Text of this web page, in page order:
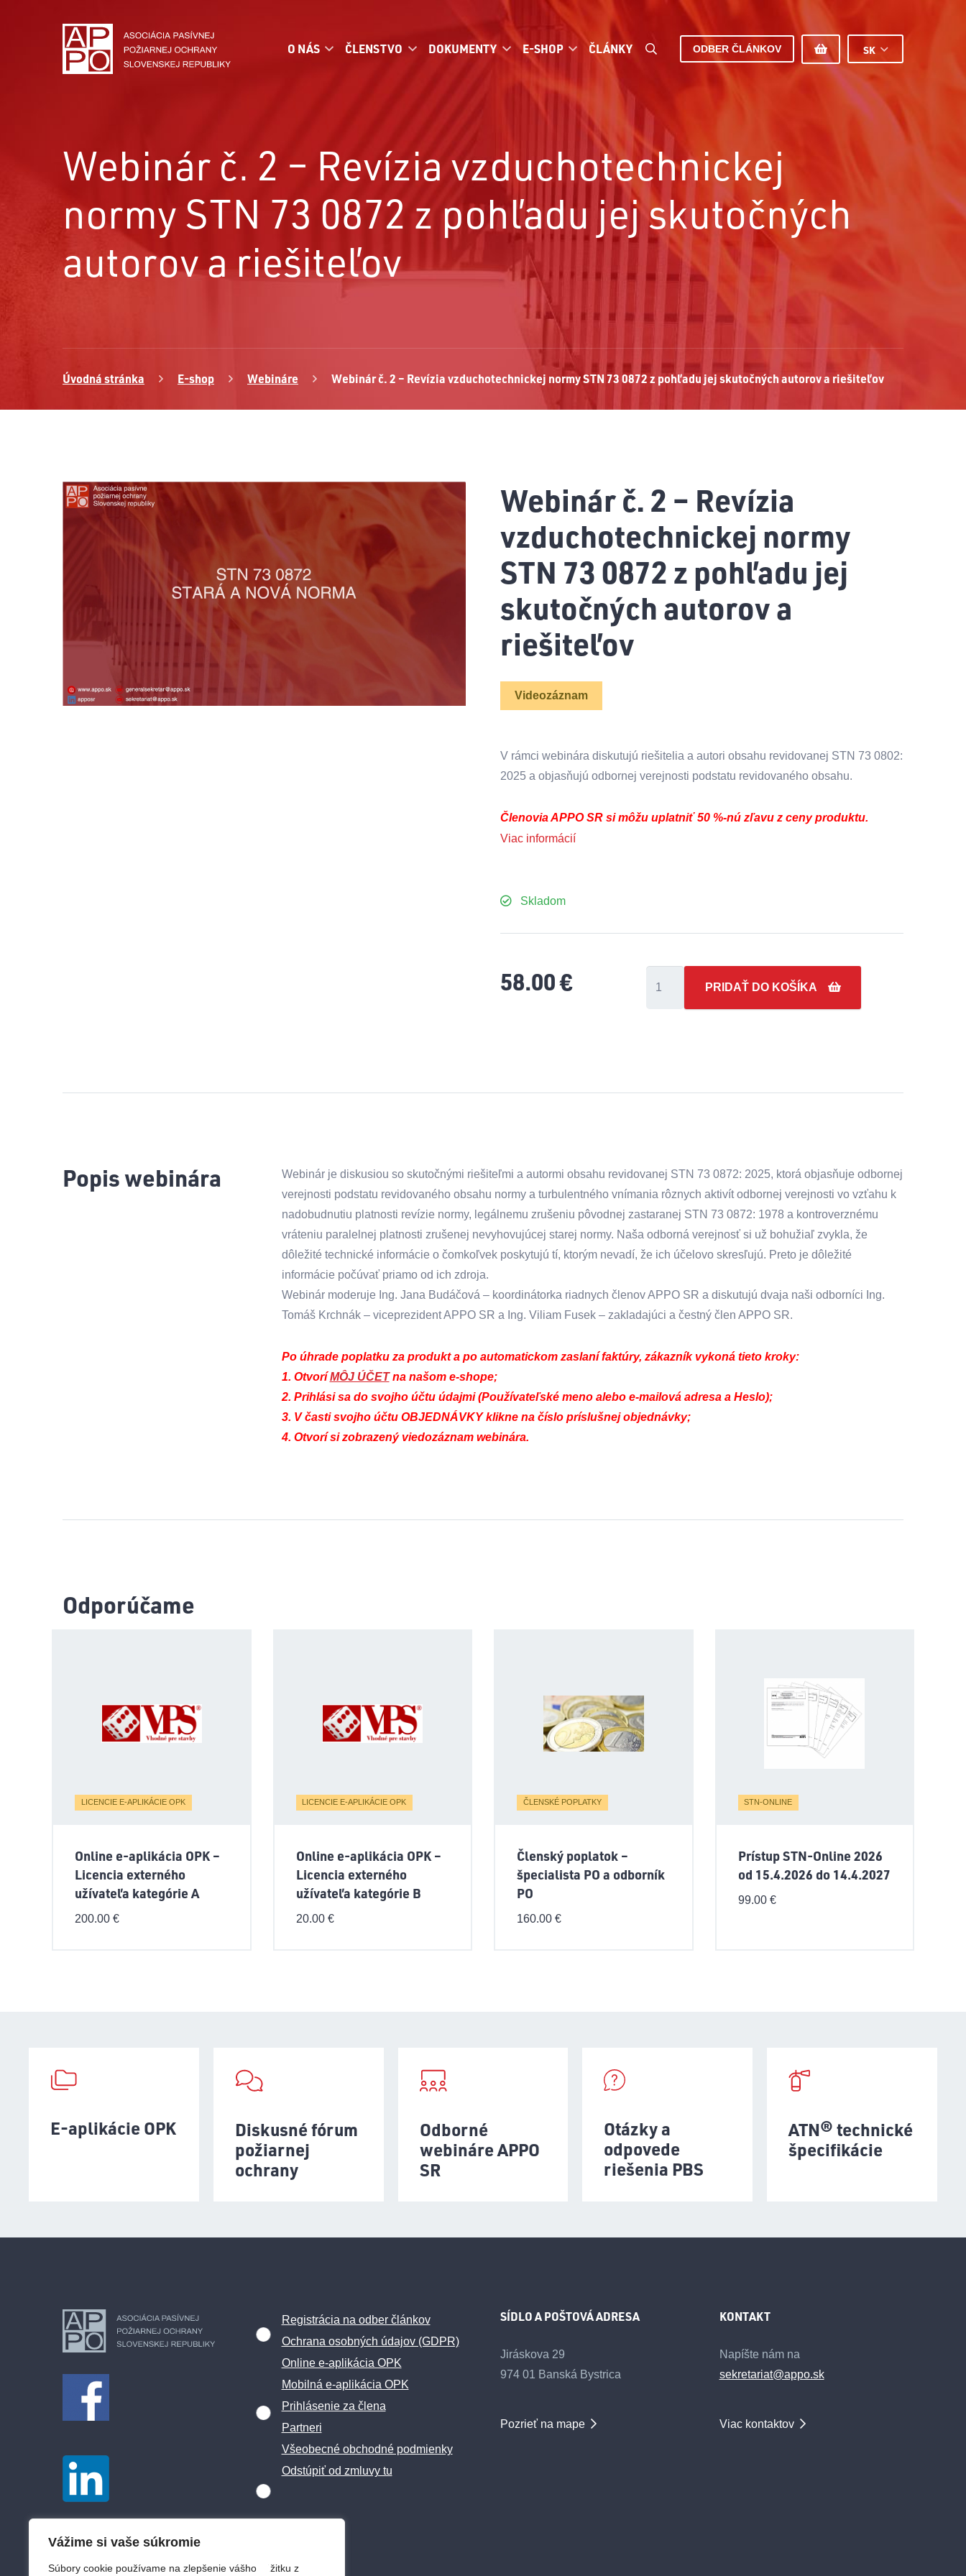
Vážime si vaše súkromie
Súbory cookie používame na zlepšenie vášho zážitku z
O NÁS ČLENSTVO DOKUMENTY E-SHOP ČLÁNKY ODBER ČLÁNKOV SK
Webinár č. 2 – Revízia vzduchotechnickej
normy STN 73 0872 z pohľadu jej skutočných
autorov a riešiteľov
Úvodná stránka E-shop Webináre Webinár č. 2 – Revízia vzduchotechnickej normy STN 73 0872 z pohľadu jej skutočných autorov a riešiteľov
Webinár č. 2 – Revízia
vzduchotechnickej normy
STN 73 0872 z pohľadu jej
skutočných autorov a
riešiteľov
Videozáznam
V rámci webinára diskutujú riešitelia a autori obsahu revidovanej STN 73 0802:
2025 a objasňujú odbornej verejnosti podstatu revidovaného obsahu.
Členovia APPO SR si môžu uplatniť 50 %-nú zľavu z ceny produktu.
Viac informácií
Skladom
58.00€
Webinár
vzduchotechnickej
0872
z
pohľadu
jej
skutočných
a
riešiteľov
PRIDAŤ DO KOŠÍKA
Popis webinára
Webinár je diskusiou so skutočnými riešiteľmi a autormi obsahu revidovanej STN 73 0872: 2025, ktorá objasňuje odbornej
verejnosti podstatu revidovaného obsahu normy a turbulentného vnímania rôznych aktivít odbornej verejnosti vo vzťahu k
nadobudnutiu platnosti revízie normy, legálnemu zrušeniu pôvodnej zastaranej STN 73 0872: 1978 a kontroverznému
vráteniu paralelnej platnosti zrušenej nevyhovujúcej starej normy. Naša odborná verejnosť si už bohužiaľ zvykla, že
dôležité technické informácie o čomkoľvek poskytujú tí, ktorým nevadí, že ich účelovo skresľujú. Preto je dôležité
informácie počúvať priamo od ich zdroja.
Webinár moderuje Ing. Jana Budáčová – koordinátorka riadnych členov APPO SR a diskutujú dvaja naši odborníci Ing.
Tomáš Krchnák – viceprezident APPO SR a Ing. Viliam Fusek – zakladajúci a čestný člen APPO SR.
Po úhrade poplatku za produkt a po automatickom zaslaní faktúry, zákazník vykoná tieto kroky:
1. OtvoríMÔJ ÚČETna našom e-shope;
2. Prihlási sa do svojho účtu údajmi (Používateľské meno alebo e-mailová adresa a Heslo);
3. V časti svojho účtu OBJEDNÁVKY klikne na číslo príslušnej objednávky;
4. Otvorí si zobrazený viedozáznam webinára.
Odporúčame
LICENCIE E-APLIKÁCIE OPK
Online e-aplikácia OPK –
Licencia externého
užívateľa kategórie A
200.00 €
LICENCIE E-APLIKÁCIE OPK
Online e-aplikácia OPK –
Licencia externého
užívateľa kategórie B
20.00 €
ČLENSKÉ POPLATKY
Členský poplatok –
špecialista PO a odborník
PO
160.00 €
STN-ONLINE
Prístup STN-Online 2026
od 15.4.2026 do 14.4.2027
99.00 €
E-aplikácie OPK
Diskusné fórum
požiarnej
ochrany
Odborné
webináre APPO
SR
Otázky a
odpovede
riešenia PBS
ATN® technické
špecifikácie
Registrácia na odber článkov
Ochrana osobných údajov (GDPR)
Online e-aplikácia OPK
Mobilná e-aplikácia OPK
Prihlásenie za člena
Partneri
Všeobecné obchodné podmienky
Odstúpiť od zmluvy tu
SÍDLO A POŠTOVÁ ADRESA
Jiráskova 29
974 01 Banská Bystrica
Pozrieť na mape
KONTAKT
Napíšte nám na
sekretariat@appo.sk
Viac kontaktov